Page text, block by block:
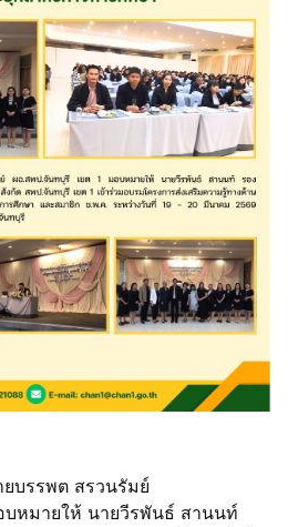
บรรพต สรวนรัมย์
บหมายให้ นายวีรพันธ์ สานนท์